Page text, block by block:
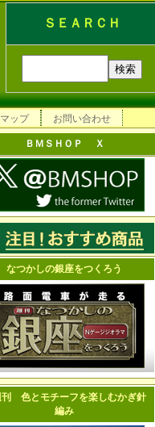
ＳＥＡＲＣＨ
ップ お問い合わせ
ＢＭＳＨＯＰ Ｘ
なつかしの銀座をつくろう
刊 色とモチーフを楽しむかぎ針
編み